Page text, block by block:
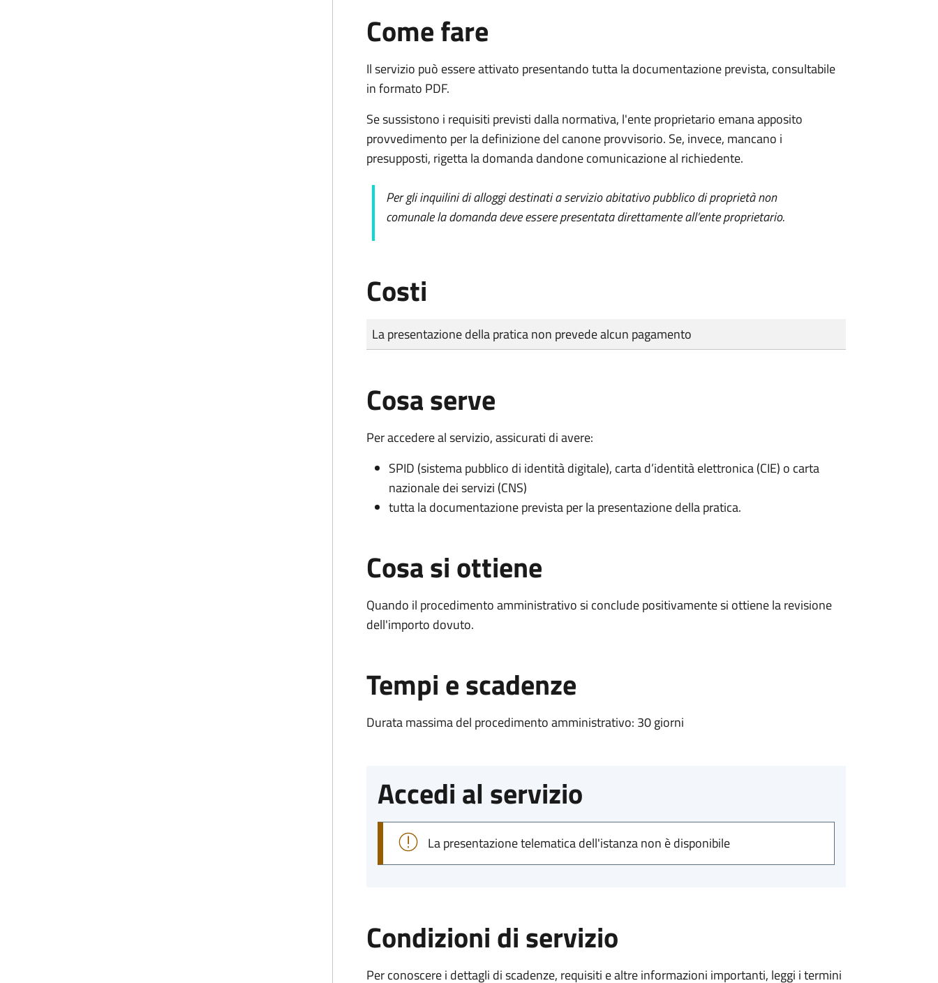
Come fare
Il servizio può essere attivato presentando tutta la documentazione prevista, consultabile
in formato PDF.
Se sussistono i requisiti previsti dalla normativa, l'ente proprietario emana apposito
provvedimento per la definizione del canone provvisorio. Se, invece, mancano i
presupposti, rigetta la domanda dandone comunicazione al richiedente.
Per gli inquilini di alloggi destinati a servizio abitativo pubblico di proprietà non
comunale la domanda deve essere presentata direttamente all’ente proprietario.
Costi
Tipo di pagamento
Importo
La presentazione della pratica non prevede alcun pagamento
Cosa serve
Per accedere al servizio, assicurati di avere:
SPID (sistema pubblico di identità digitale), carta d’identità elettronica (CIE) o carta
nazionale dei servizi (CNS)
tutta la documentazione prevista per la presentazione della pratica.
Cosa si ottiene
Quando il procedimento amministrativo si conclude positivamente si ottiene la revisione
dell'importo dovuto.
Tempi e scadenze
Durata massima del procedimento amministrativo: 30 giorni
Accedi al servizio
La presentazione telematica dell'istanza non è disponibile
Condizioni di servizio
Per conoscere i dettagli di scadenze, requisiti e altre informazioni importanti, leggi i termini